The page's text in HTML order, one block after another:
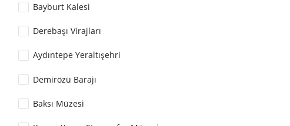
Bayburt Kalesi
Derebaşı Virajları
Aydıntepe Yeraltışehri
Demirözü Barajı
Baksı Müzesi